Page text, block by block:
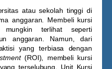
atau sekolah tinggi di
anggaran. Membeli kursi
terlihat seperti
anggaran. Namun, dari
yang terbiasa dengan
(ROI), membeli kursi
terselubung. Unit Kursi